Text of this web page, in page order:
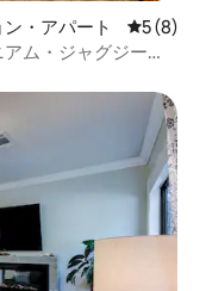
・アパート レビュー
5 (8)
ム・ジャグジー・